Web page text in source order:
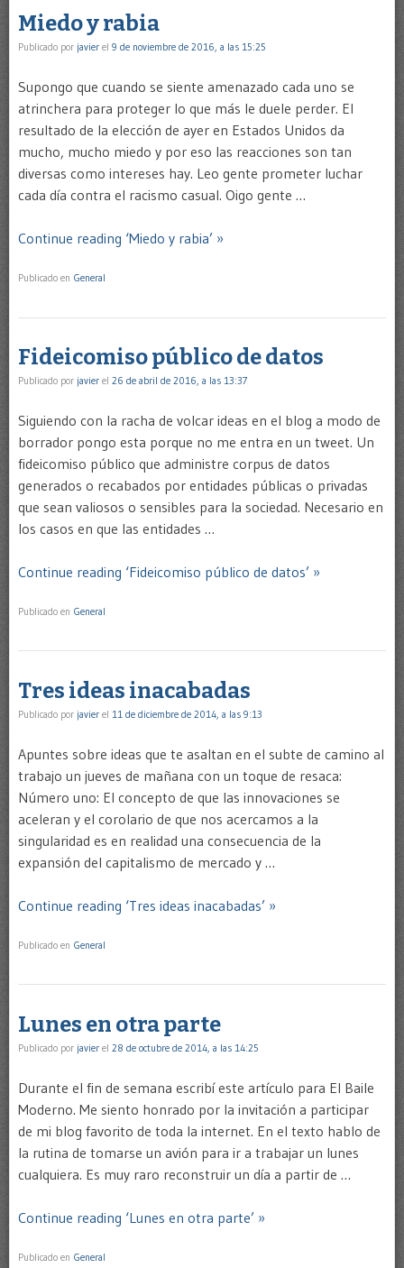
Miedo y rabia
Publicado por javier el 9 de noviembre de 2016, a las 15:25
Supongo que cuando se siente amenazado cada uno se
atrinchera para proteger lo que más le duele perder. El
resultado de la elección de ayer en Estados Unidos da
mucho, mucho miedo y por eso las reacciones son tan
diversas como intereses hay. Leo gente prometer luchar
cada día contra el racismo casual. Oigo gente …
Continue reading ‘Miedo y rabia’ »
Publicado en General
Fideicomiso público de datos
Publicado por javier el 26 de abril de 2016, a las 13:37
Siguiendo con la racha de volcar ideas en el blog a modo de
borrador pongo esta porque no me entra en un tweet. Un
fideicomiso público que administre corpus de datos
generados o recabados por entidades públicas o privadas
que sean valiosos o sensibles para la sociedad. Necesario en
los casos en que las entidades …
Continue reading ‘Fideicomiso público de datos’ »
Publicado en General
Tres ideas inacabadas
Publicado por javier el 11 de diciembre de 2014, a las 9:13
Apuntes sobre ideas que te asaltan en el subte de camino al
trabajo un jueves de mañana con un toque de resaca:
Número uno: El concepto de que las innovaciones se
aceleran y el corolario de que nos acercamos a la
singularidad es en realidad una consecuencia de la
expansión del capitalismo de mercado y …
Continue reading ‘Tres ideas inacabadas’ »
Publicado en General
Lunes en otra parte
Publicado por javier el 28 de octubre de 2014, a las 14:25
Durante el fin de semana escribí este artículo para El Baile
Moderno. Me siento honrado por la invitación a participar
de mi blog favorito de toda la internet. En el texto hablo de
la rutina de tomarse un avión para ir a trabajar un lunes
cualquiera. Es muy raro reconstruir un día a partir de …
Continue reading ‘Lunes en otra parte’ »
Publicado en General